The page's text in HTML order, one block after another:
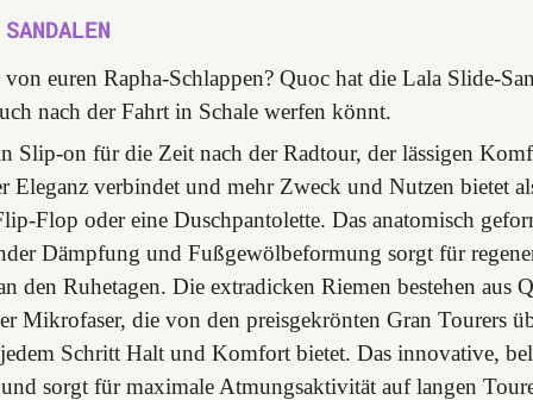
euren Rapha-Schlappen? Quoc hat die Lala Slide-
nach der Fahrt in Schale werfen könnt.
Slip-on für die Zeit nach der Radtour, der lässigen
Eleganz verbindet und mehr Zweck und Nutzen bietet
Flop oder eine Duschpantolette. Das anatomisch
Dämpfung und Fußgewölbeformung sorgt für
den Ruhetagen. Die extradicken Riemen bestehen aus
Mikrofaser, die von den preisgekrönten Gran Tourers
Schritt Halt und Komfort bietet. Das innovative,
sorgt für maximale Atmungsaktivität auf langen